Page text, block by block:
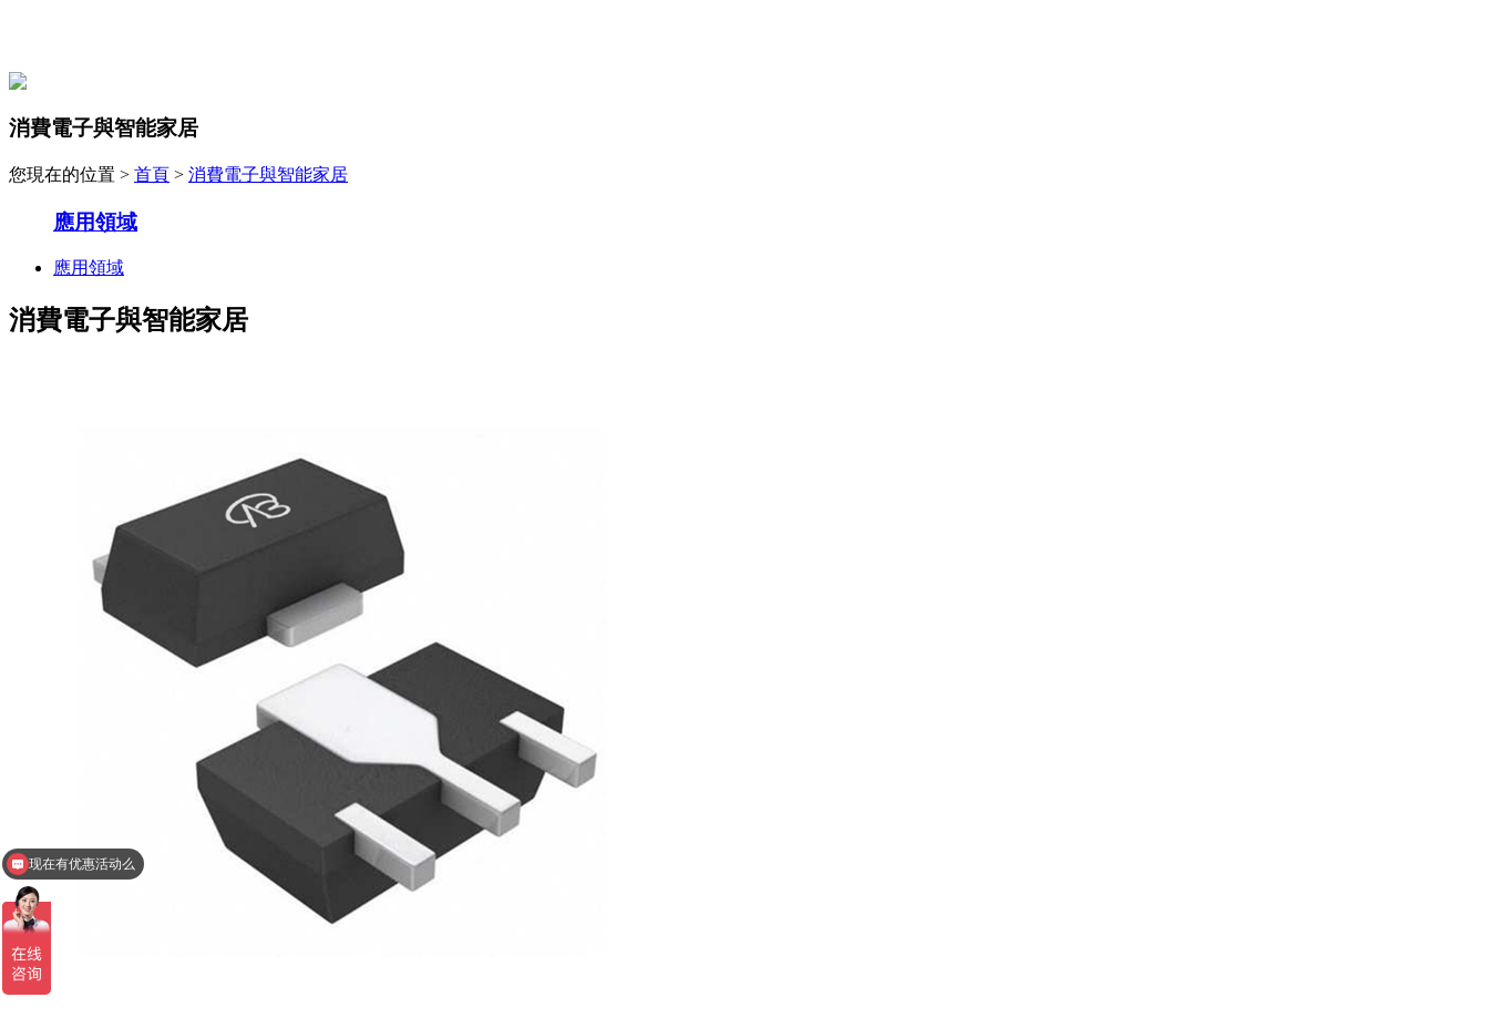
消費電子與智能家居
您現在的位置 > 首頁 > 消費電子與智能家居
應用領域
應用領域
消費電子與智能家居
现在有优惠活动么